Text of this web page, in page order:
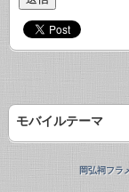
モバイルテーマ
岡弘祠フラ